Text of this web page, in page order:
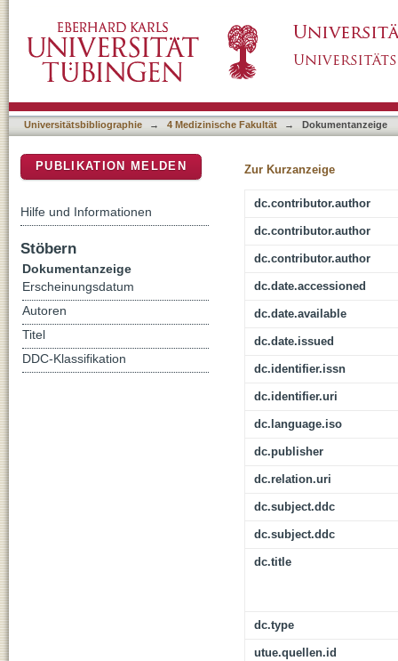
mild cognitive impairment and Alzheimer's
Universitätsbibliographie → 4 Medizinische Fakultät → Dokumentanzeige
Zur Kurzanzeige
dc.contributor.author
dc.contributor.author
dc.contributor.author
dc.date.accessioned
dc.date.available
dc.date.issued
dc.identifier.issn
dc.identifier.uri
dc.language.iso
dc.publisher
dc.relation.uri
dc.subject.ddc
dc.subject.ddc
dc.title
dc.type
utue.quellen.id
PUBLIKATION MELDEN
Hilfe und Informationen
Stöbern
Dokumentanzeige
Erscheinungsdatum
Autoren
Titel
DDC-Klassifikation